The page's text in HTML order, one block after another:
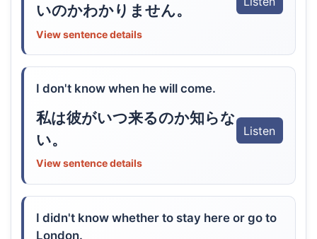
いのかわかりません。
View sentence details
I don't know when he will come.
私は彼がいつ来るのか知らな
い。
Listen
View sentence details
I didn't know whether to stay here or go to
London.